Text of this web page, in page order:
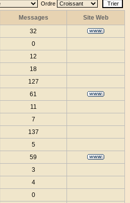
Ordre
Messages
Site Web
32
0
12
18
127
61
11
7
137
5
59
3
4
0